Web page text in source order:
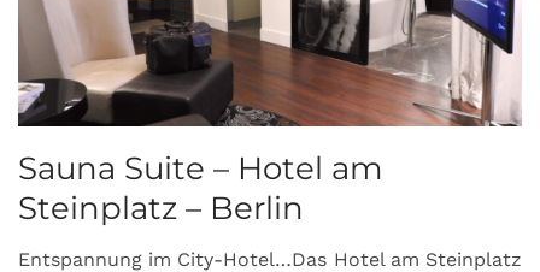
Sauna Suite – Hotel am
Steinplatz – Berlin
Entspannung im City-Hotel…Das Hotel am Steinplatz